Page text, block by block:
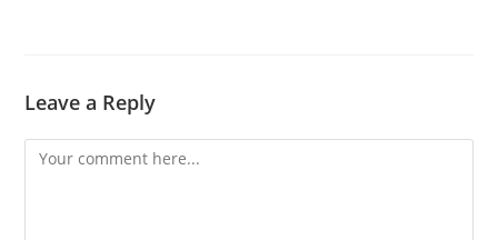
Leave a Reply
Comment